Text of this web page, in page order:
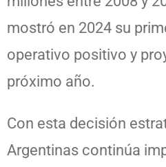
mostró en 2024 su
operativo positivo y
próximo año.
Con esta decisión
Argentinas continúa